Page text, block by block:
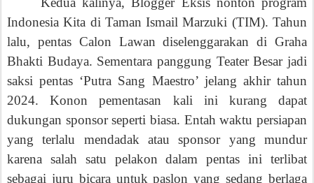
lalu, pentas Calon Lawan diselenggarakan di Graha
Bhakti Budaya. Sementara panggung Teater Besar jadi
saksi pentas ‘Putra Sang Maestro’ jelang akhir tahun
2024. Konon pementasan kali ini kurang dapat
dukungan sponsor seperti biasa. Entah waktu persiapan
yang terlalu mendadak atau sponsor yang mundur
karena salah satu pelakon dalam pentas ini terlibat
sebagai juru bicara untuk paslon yang sedang berlaga
dalam Pilkada DKI Jakarta. Tapi, pertunjukan ke-43 ini